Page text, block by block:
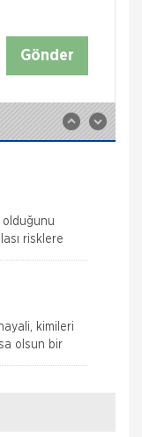
Gönder
yaralanmaya
Trafik
olduğunu
risklere
teminat
kimileri
uğrarsa,